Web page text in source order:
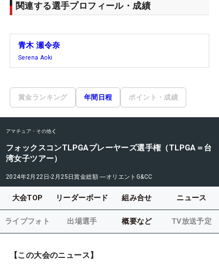
関連する選手プロフィール・成績
青木 瀬令奈
Serena Aoki
賞金ランキング 年間日程 ポイント・成績
アマチュア・その他
フォックスコンTLPGAプレーヤーズ選手権（TLPGA＝台
湾女子ツアー）
2024年2月22日-2月25日賞金総額 ―オリエントG&CC
大会TOP リーダーボード 組み合せ ニュース
ライブフォト 出場選手 概要など TV放送予定
【この大会のニュース】